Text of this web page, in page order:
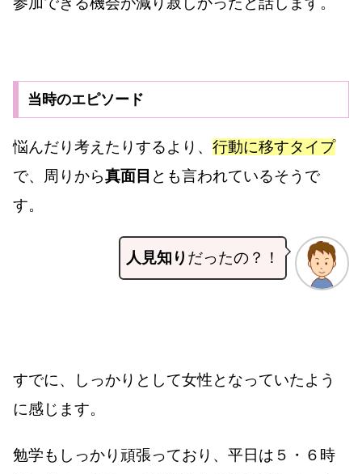
当時のエピソード
悩んだり考えたりするより、 行動に移すタイプ
で、周りから真面目 とも言われているそうで
す。
人見知り だったの？！
すでに、しっかりとして女性となっていたよう
に感じます。
勉学もしっかり頑張っており、平日は５・６時